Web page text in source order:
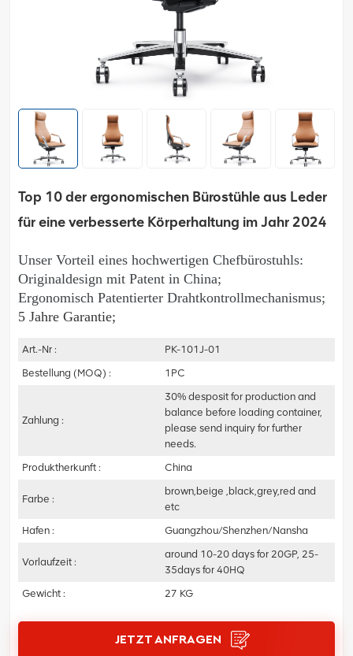
Top 10 der ergonomischen Bürostühle aus Leder
für eine verbesserte Körperhaltung im Jahr 2024
Unser Vorteil eines hochwertigen Chefbürostuhls:
Originaldesign mit Patent in China;
Ergonomisch Patentierter Drahtkontrollmechanismus;
5 Jahre Garantie;
Art.-Nr :
PK-101J-01
Bestellung (MOQ) :
1PC
Zahlung :
30% desposit for production and
balance before loading container,
please send inquiry for further
needs.
Produktherkunft :
China
Farbe :
brown,beige ,black,grey,red and
etc
Hafen :
Guangzhou/Shenzhen/Nansha
Vorlaufzeit :
around 10-20 days for 20GP, 25-
35days for 40HQ
Gewicht :
27 KG
JETZT ANFRAGEN